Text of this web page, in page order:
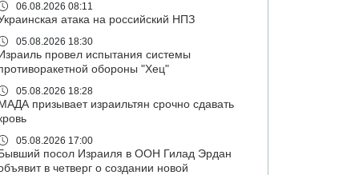
06.08.2026 08:11
атака на российский НПЗ
05.08.2026 18:30
Израиль провел испытания системы
обороны "Хец"
05.08.2026 18:28
МАДА призывает израильтян срочно сдавать
05.08.2026 17:00
Бывший посол Израиля в ООН Гилад Эрдан
в четверг о создании новой